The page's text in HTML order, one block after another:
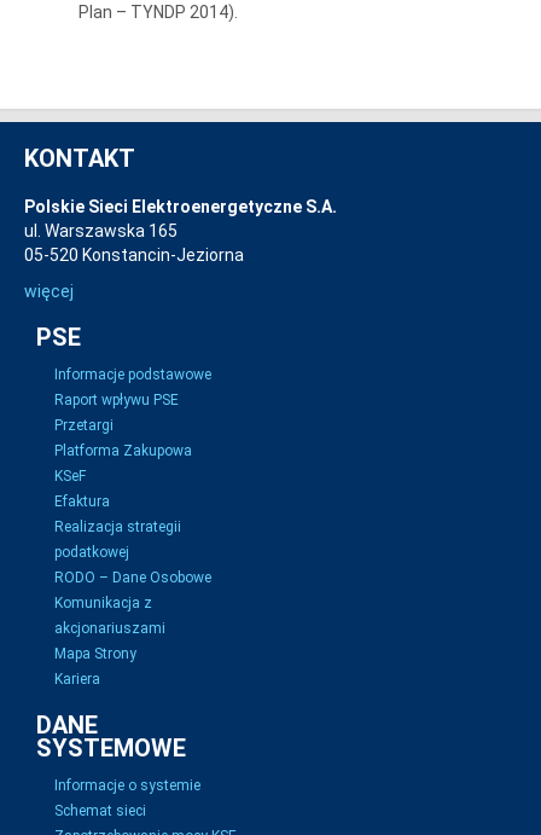
Plan – TYNDP 2014).
KONTAKT
Polskie Sieci Elektroenergetyczne S.A.
ul. Warszawska 165
05-520 Konstancin-Jeziorna
więcej
PSE
Informacje podstawowe
Raport wpływu PSE
Przetargi
Platforma Zakupowa
KSeF
Efaktura
Realizacja strategii
podatkowej
RODO – Dane Osobowe
Komunikacja z
akcjonariuszami
Mapa Strony
Kariera
DANE
SYSTEMOWE
Informacje o systemie
Schemat sieci